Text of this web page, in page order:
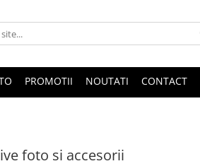
PROMOTII NOUTATI CONTACT
foto si accesorii